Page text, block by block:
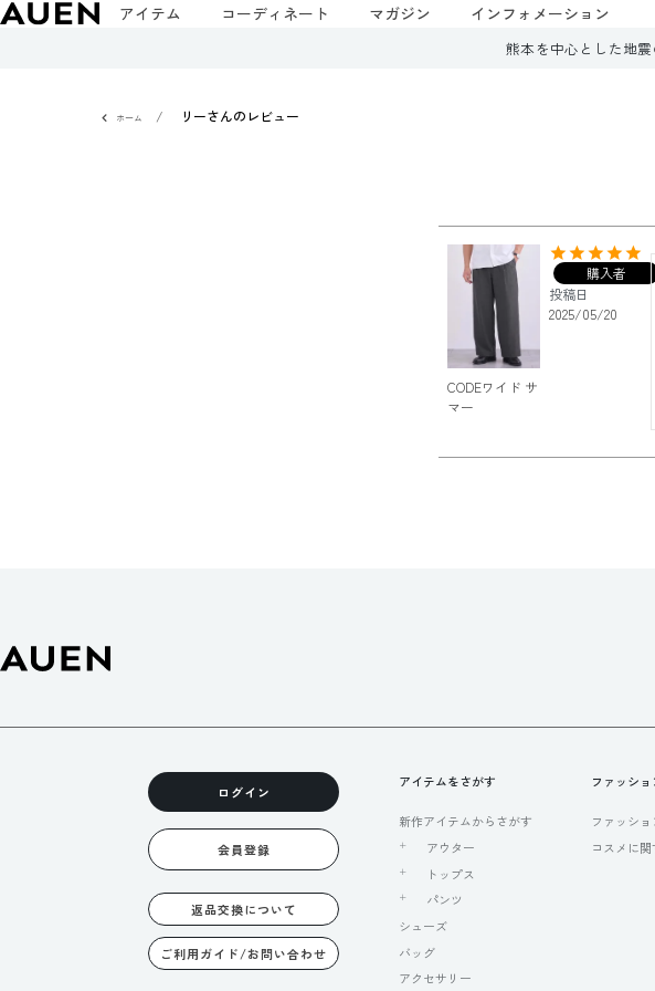
アイテム コーディネート マガジン インフォメーション
熊本を中心とした地
ホーム リーさんのレビュー
CODEワイド サ
マー
購入者
投稿日
2025/05/20
ログイン
会員登録
返品交換について
ご利用ガイド/お問い合わせ
アイテムをさがす
新作アイテムからさがす
アウター
トップス
パンツ
シューズ
バッグ
アクセサリー
ファッシ
ファッシ
コスメに